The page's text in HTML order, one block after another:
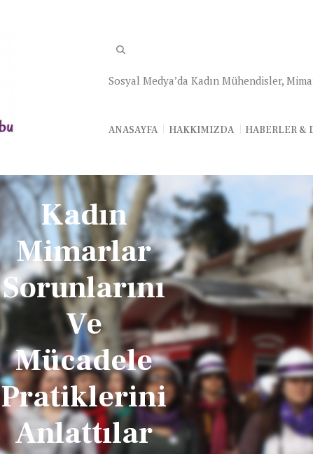
Sosyal Medya’da Kadın Mühendisler,
ANASAYFA HAKKIMIZDA HABERLER &
Kadın
Mimarlar
Sorunlarını
Ve
Mücadele
Pratiklerini
Anlattılar